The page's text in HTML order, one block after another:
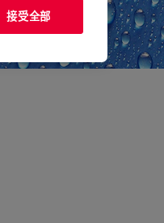
接受全部